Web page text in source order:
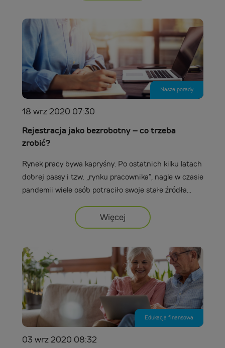
Nasze porady
18 wrz 2020 07:30
Rejestracja jako bezrobotny – co trzeba
zrobić?
Rynek pracy bywa kapryśny. Po ostatnich kilku latach
dobrej passy i tzw. „rynku pracownika”, nagle w czasie
pandemii wiele osób potraciło swoje stałe źródła...
Więcej
Edukacja finansowa
03 wrz 2020 08:32